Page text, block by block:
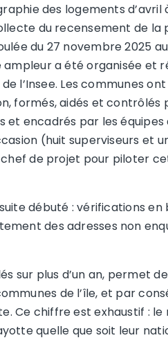
des logements d’avril
du recensement de la
du 27 novembre 2025
a été organisée et
l’Insee. Les communes
formés, aidés et contrôlés
encadrés par les équipes
(huit superviseurs et
chef de projet pour piloter
débuté : vérifications
des adresses non
sur plus d’un an, permet
de l’île, et par
Ce chiffre est exhaustif :
quelle que soit leur